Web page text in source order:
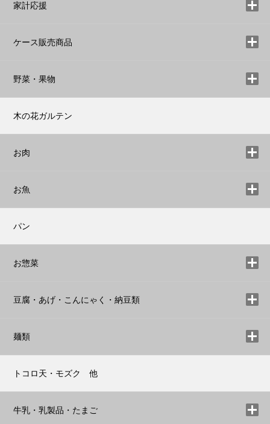
家計応援
ケース販売商品
野菜・果物
木の花ガルテン
お肉
お魚
パン
お惣菜
豆腐・あげ・こんにゃく・納豆類
麺類
トコロ天・モズク 他
牛乳・乳製品・たまご